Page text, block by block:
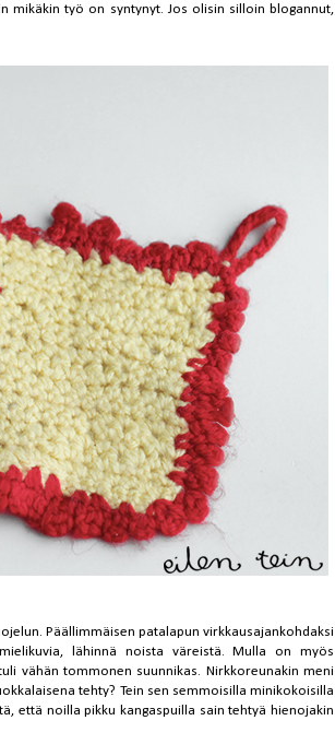
mikäkin työ on syntynyt. Jos olisin silloin blogannut,
Päällimmäisen patalapun virkkausajankohdaksi
lähinnä noista väreistä. Mulla on myös
vähän tommonen suunnikas. Nirkkoreunakin meni
tehty? Tein sen semmoisilla minikokoisilla
että noilla pikku kangaspuilla sain tehtyä hienojakin